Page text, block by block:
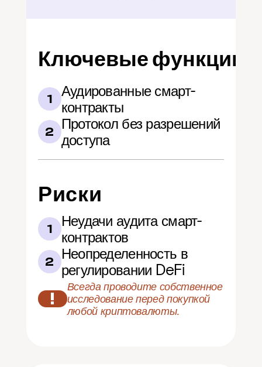
Ключевые функции
1
Аудированные смарт-
контракты
2
Протокол без разрешений
доступа
Риски
1
Неудачи аудита смарт-
контрактов
2
Неопределенность в
регулировании DeFi
!
Всегда проводите собственное
исследование перед покупкой
любой криптовалюты.